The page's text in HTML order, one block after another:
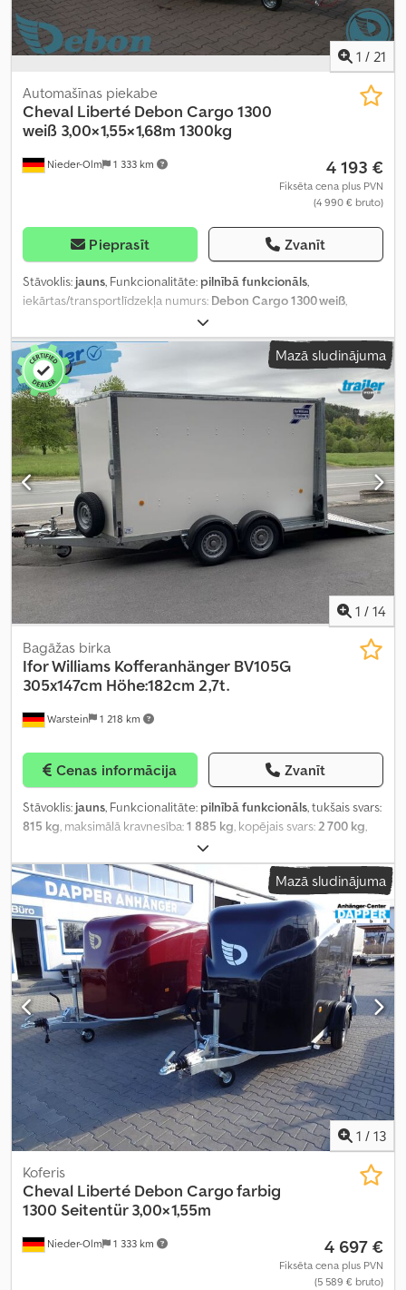
1 / 21
Nieder-Olm 1 333 km
Automašīnas piekabe
Cheval Liberté Debon Cargo 1300
weiß 3,00×1,55×1,68m 1300kg
4 193 €
Fiksēta cena plus PVN
(4 990 € bruto)
Pieprasīt Zvanīt
Stāvoklis: jauns, Funkcionalitāte: pilnībā funkcionāls,
iekārtas/transportlīdzekļa numurs: Debon Cargo 1300 weiß,
, maksimālā kravnesība:
1 300 kg, asu konfigurācija:1 ass, atļautā ass slodze (1. ass):1 300
kg, krautuves garums: , iekraušanas vietas platums:1 520
mm, iekraušanas telpas augstums:
, piekares sistēma:
cits, krāsa:balts,
Mazā sludinājuma
1 / 14
Warstein 1 218 km
Bagāžas birka
Ifor Williams Kofferanhänger BV105G
305x147cm Höhe:182cm 2,7t.
Cenas informācija Zvanīt
Stāvoklis: jauns, Funkcionalitāte: pilnībā funkcionāls, tukšais svars:
815 kg, maksimālā kravnesība:1 885 kg, kopējais svars:2 700 kg,
, krautuves garums:
vietas platums:1 470 mm, iekraušanas telpas augstums:1 830 mm,
iekraušanas telpas tilpums:7,12 m³, piekares sistēma:paraboliskā
lapa (atsperes), riepas izmērs:165R13C, piekabes bremze:
bremzēta piekabe, Ražošanas gads:2025,
Mazā sludinājuma
1 / 13
Nieder-Olm 1 333 km
Koferis
Cheval Liberté Debon Cargo farbig
1300 Seitentür 3,00×1,55m
4 697 €
Fiksēta cena plus PVN
(5 589 € bruto)